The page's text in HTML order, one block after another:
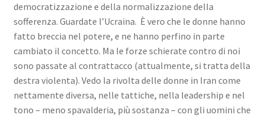
democratizzazione e della normalizzazione della
sofferenza. Guardate l’Ucraina. È vero che le donne hanno
fatto breccia nel potere, e ne hanno perfino in parte
cambiato il concetto. Ma le forze schierate contro di noi
sono passate al contrattacco (attualmente, si tratta della
destra violenta). Vedo la rivolta delle donne in Iran come
nettamente diversa, nelle tattiche, nella leadership e nel
tono – meno spavalderia, più sostanza – con gli uomini che